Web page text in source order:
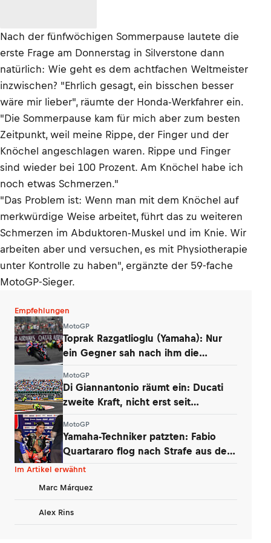
Nach der fünfwöchigen Sommerpause lautete die
erste Frage am Donnerstag in Silverstone dann
natürlich: Wie geht es dem achtfachen Weltmeister
inzwischen? "Ehrlich gesagt, ein bisschen besser
wäre mir lieber", räumte der Honda-Werkfahrer ein.
"Die Sommerpause kam für mich aber zum besten
Zeitpunkt, weil meine Rippe, der Finger und der
Knöchel angeschlagen waren. Rippe und Finger
sind wieder bei 100 Prozent. Am Knöchel habe ich
noch etwas Schmerzen."
"Das Problem ist: Wenn man mit dem Knöchel auf
merkwürdige Weise arbeitet, führt das zu weiteren
Schmerzen im Abduktoren-Muskel und im Knie. Wir
arbeiten aber und versuchen, es mit Physiotherapie
unter Kontrolle zu haben", ergänzte der 59-fache
MotoGP-Sieger.
Empfehlungen
MotoGP
Toprak Razgatlioglu (Yamaha): Nur
ein Gegner sah nach ihm die
MotoGP
Di Giannantonio räumt ein: Ducati
zweite Kraft, nicht erst seit
MotoGP
Yamaha-Techniker patzten: Fabio
Quartararo flog nach Strafe aus den
Punkten
Im Artikel erwähnt
Marc Márquez
Alex Rins